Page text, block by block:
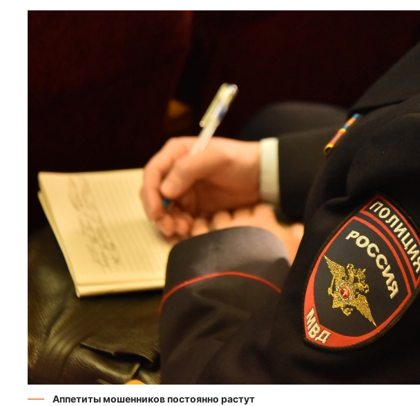
Аппетиты мошенников постоянно растут